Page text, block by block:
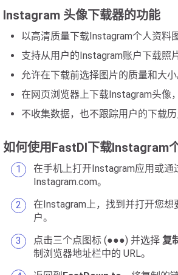
Instagram 头像下载器的功能
以高清质量下载Instagram个人资料
支持从用户的Instagram账户下载照
允许在下载前选择图片的质量和大小
在网页浏览器上下载Instagram头像
不收集数据，也不跟踪用户的下载历
如何使用FastDl下载Instagram
在手机上打开Instagram应用或通
Instagram.com。
在Instagram上，找到并打开您想
户。
点击三个点图标 (●●●) 并选择 复
制浏览器地址栏中的 URL。